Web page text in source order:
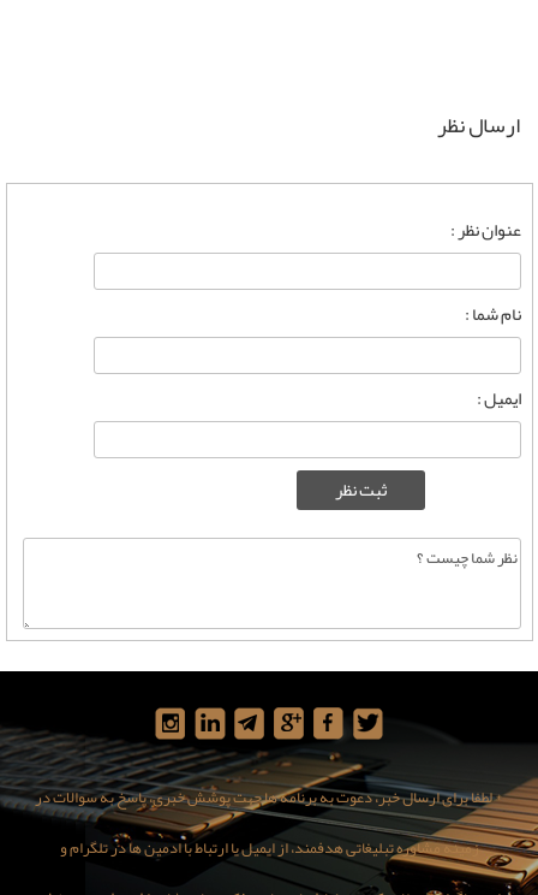
ارسال نظر
عنوان نظر :
نام شما :
ایمیل :
* لطفا برای ارسال خبر، دعوت به برنامه ها جهت پوشش خبری، پاسخ به سوالات در
زمینه مشاوره تبلیغاتی هدفمند، از ایمیل یا ارتباط با ادمین ها در تلگرام و